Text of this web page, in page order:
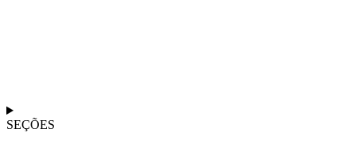
SEÇÕES